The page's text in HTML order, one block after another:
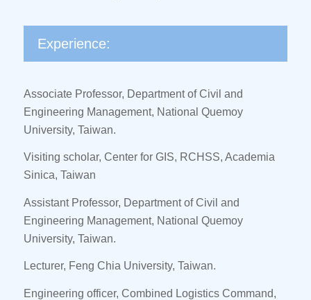
Experience:
Associate Professor, Department of Civil and
Engineering Management, National Quemoy
University, Taiwan.
Visiting scholar, Center for GIS, RCHSS, Academia
Sinica, Taiwan
Assistant Professor, Department of Civil and
Engineering Management, National Quemoy
University, Taiwan.
Lecturer, Feng Chia University, Taiwan.
Engineering officer, Combined Logistics Command,